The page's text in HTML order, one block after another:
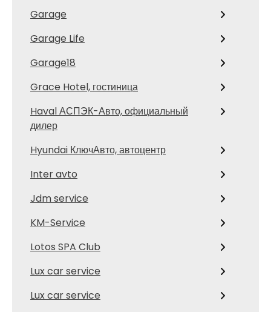
Garage
Garage Life
Garage18
Grace Hotel, гостиница
Haval АСПЭК-Авто, официальный
дилер
Hyundai КлючАвто, автоцентр
Inter avto
Jdm service
KM-Service
Lotos SPA Club
Lux car service
Lux car service